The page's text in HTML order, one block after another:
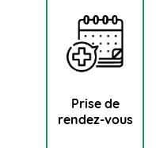
Prise de
rendez-vous